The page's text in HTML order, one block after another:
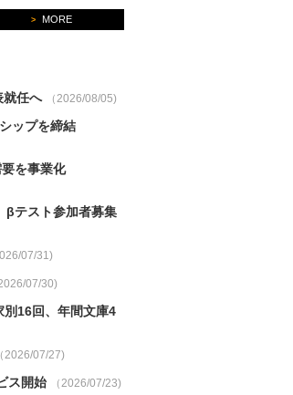
> MORE
就任へ （2026/08/05)
ップを締結
を事業化
βテスト参加者募集
07/31)
2026/07/30)
16回、年間文庫4
（2026/07/27)
ス開始 （2026/07/23)